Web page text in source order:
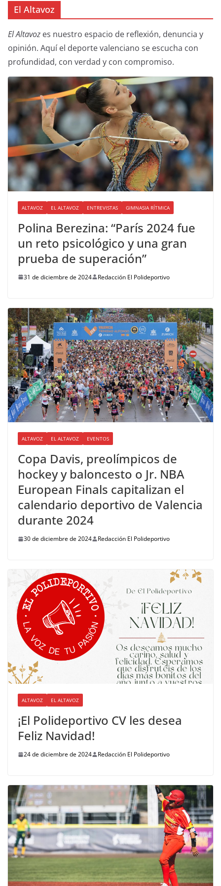
El Altavoz
El Altavoz es nuestro espacio de reflexión, denuncia y
opinión. Aquí el deporte valenciano se escucha con
profundidad, con verdad y con compromiso.
ALTAVOZ EL ALTAVOZ ENTREVISTAS GIMNASIA RÍTMICA
Polina Berezina: “París 2024 fue
un reto psicológico y una gran
prueba de superación”
31 de diciembre de 2024 Redacción El Polideportivo
ALTAVOZ EL ALTAVOZ EVENTOS
Copa Davis, preolímpicos de
hockey y baloncesto o Jr. NBA
European Finals capitalizan el
calendario deportivo de Valencia
durante 2024
30 de diciembre de 2024 Redacción El Polideportivo
ALTAVOZ EL ALTAVOZ
¡El Polideportivo CV les desea
Feliz Navidad!
24 de diciembre de 2024 Redacción El Polideportivo